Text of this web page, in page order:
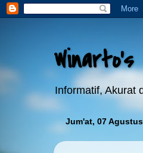
Informatif, Akurat
Jum'at, 07